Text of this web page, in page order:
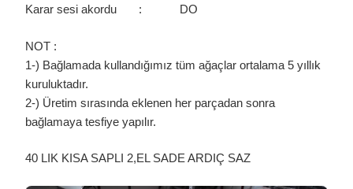
Karar sesi akordu : DO
NOT :
1-) Bağlamada kullandığımız tüm ağaçlar ortalama 5 yıllık
kuruluktadır.
2-) Üretim sırasında eklenen her parçadan sonra
bağlamaya tesfiye yapılır.
40 LIK KISA SAPLI 2,EL SADE ARDIÇ SAZ